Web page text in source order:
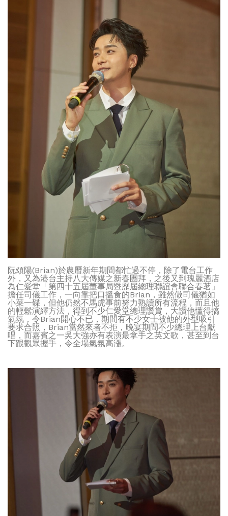
阮頌陽(Brian)於農曆新年期間都忙過不停，除了電台工作
外，又為港台主持八大傳媒之新春團拜，之後又到瑰麗酒店
為仁愛堂「第四十五屆董事局暨歷屆總理聯誼會聯合春茗」
擔任司儀工作，一向靠把口搵食的Brian，雖然做司儀猶如
小菜一碟，但他仍然不馬虎事前努力熟讀所有流程，而且他
的輕鬆演繹方法，得到不少仁愛堂總理讚賞，大讚他懂得搞
氣氛，令Brian開心不已，期間有不少女士被他的外型吸引
要求合照，Brian當然來者不拒，晚宴期間不少總理上台獻
唱，而嘉賓之一吳大強亦有表演最拿手之英文歌，甚至到台
下跟觀眾握手，令全場氣氛高漲。